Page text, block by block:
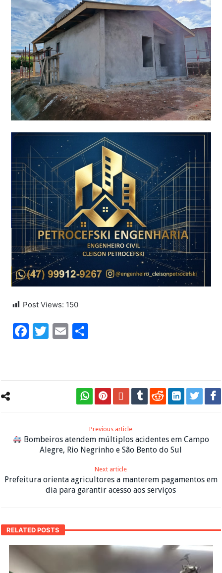
Post Views: 150
Facebook
Twitter
Email
Previous article
Bombeiros atendem múltiplos acidentes em Campo
Alegre, Rio Negrinho e São Bento do Sul
Next article
Prefeitura orienta agricultores a manterem pagamentos em
dia para garantir acesso aos serviços
RELATED POSTS